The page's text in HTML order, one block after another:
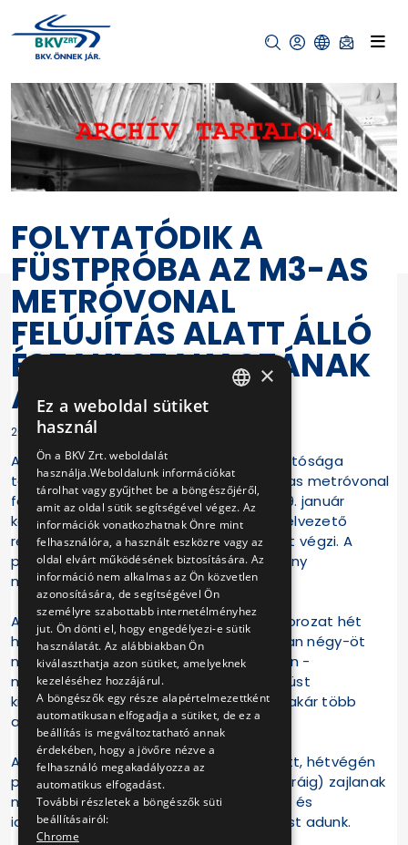
FOLYTATÓDIK A
FÜSTPRÓBA AZ M3-AS
METRÓVONAL
FELÚJÍTÁS ALATT ÁLLÓ
ÉSZAKI SZAKASZÁNAK
ÁLLOMÁSAIN
2019-01-30 10:26:39
A BKV Zrt. Metró Felújítási Projekt Igazgatósága
tájékoztatja a lakosságot, hogy az M3-as metróvonal
felújítás alatt álló északi szakaszán 2019. január
közepétől február végéig a hő- és füstelvezető
rendszer megfelelőségének tesztelését végzi. A
próbák célja az új berendezések hatékony
működésének ellenőrzése.
A mintegy másfél hónapig tartó tesztsorozat hét
helyen zajlik, és helyszínenként várhatóan négy-öt
napig tart. A metró szellőző kivezetésein -
metróállomások körüli műtárgyaknál - füst
kiáramlására lehet számítani, naponta akár több
alkalommal is.
A füstpróbák hétköznap 16-22 óra között, hétvégén
pedig egész nap (reggel 8-tól este 10 óráig) zajlanak
majd. A füstpróbák további helyszíneiről és
időpontjáról folyamatosan tájékoztatást adunk.
×
Ez a weboldal sütiket
használ
Ön a BKV Zrt. weboldalát
használja.Weboldalunk információkat
tárolhat vagy gyűjthet be a böngészőjéről,
amit az oldal sütik segítségével végez. Az
információk vonatkozhatnak Önre mint
felhasználóra, a használt eszközre vagy az
oldal elvárt működésének biztosítására. Az
információ nem alkalmas az Ön közvetlen
azonosítására, de segítségével Ön
személyre szabottabb internetélményhez
jut. Ön dönti el, hogy engedélyezi-e sütik
használatát. Az alábbiakban Ön
kiválaszthatja azon sütiket, amelyeknek
kezeléséhez hozzájárul.
A böngészők egy része alapértelmezettként
automatikusan elfogadja a sütiket, de ez a
beállítás is megváltoztatható annak
érdekében, hogy a jövőre nézve a
felhasználó megakadályozza az
automatikus elfogadást.
További részletek a böngészők süti
beállításairól:
Chrome